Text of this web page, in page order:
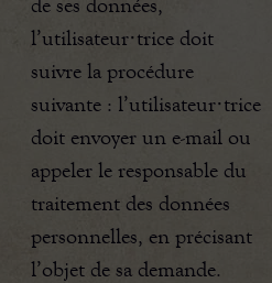
l’utilisateur·trice doit
suivre la procédure
suivante : l’utilisateur·trice
doit envoyer un e-mail ou
appeler le responsable du
traitement des données
personnelles, en précisant
l’objet de sa demande.